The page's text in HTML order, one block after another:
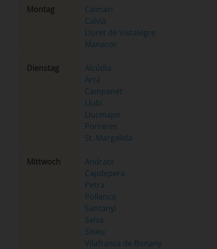
Montag
Caimari
Calvià
Lloret de Vistalegre
Manacor
Dienstag
Alcúdia
Artà
Campanet
Llubi
Llucmajor
Porreres
St. Margalida
Mittwoch
Andratx
Capdepera
Petra
Pollenca
Santanyi
Selva
Sineu
Vilafranca de Bonany